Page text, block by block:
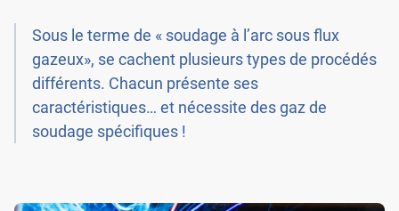
Sous le terme de « soudage à l’arc sous flux
gazeux», se cachent plusieurs types de procédés
différents. Chacun présente ses
caractéristiques… et nécessite des gaz de
soudage spécifiques !